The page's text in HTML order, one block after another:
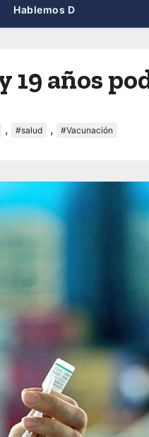
Hablemos D
19 años
, #salud , #Vacunación